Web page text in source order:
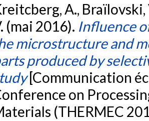
A., Braïlovski,
(mai 2016). Influence
microstructure and
produced by
[Communication
on
(THERMEC